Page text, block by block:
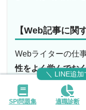
【Web記事に関
Webライターの仕
性をよく学んでお
Web記事の場合、
ないため内容を捉
SPI問題集 適職診断
＼ LINE追